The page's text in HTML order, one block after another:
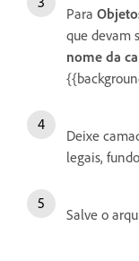
Para
que devam
nome da
Deixe
legais,
Salve o